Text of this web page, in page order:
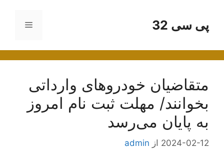
محتواپی سی 32 فهرست
متقاضیان خودروهای وارداتی
بخوانند/ مهلت ثبت نام امروز
به پایان می‌رسد
2024-02-12 از admin